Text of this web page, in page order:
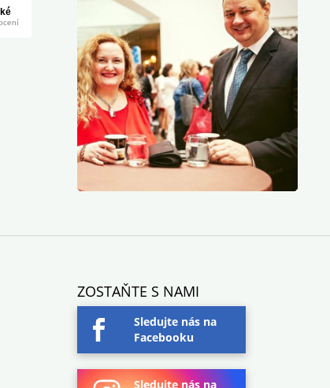
ZOSTAŇTE S NAMI
Sledujte nás na
Facebooku
Sledujte nás na